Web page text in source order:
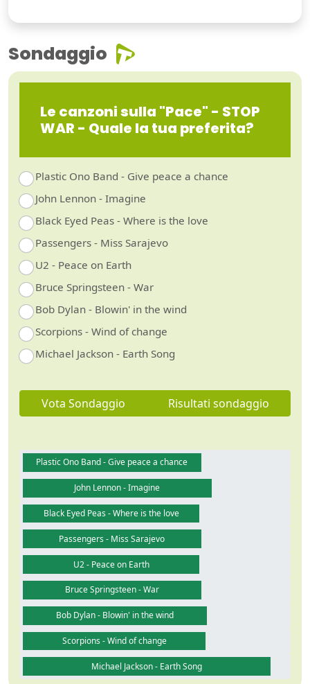
Sondaggio
Le canzoni sulla "Pace" - STOP
WAR - Quale la tua preferita?
Plastic Ono Band - Give peace a chance
John Lennon - Imagine
Black Eyed Peas - Where is the love
Passengers - Miss Sarajevo
U2 - Peace on Earth
Bruce Springsteen - War
Bob Dylan - Blowin' in the wind
Scorpions - Wind of change
Michael Jackson - Earth Song
Vota Sondaggio Risultati sondaggio
Plastic Ono Band - Give peace a chance
John Lennon - Imagine
Black Eyed Peas - Where is the love
Passengers - Miss Sarajevo
U2 - Peace on Earth
Bruce Springsteen - War
Bob Dylan - Blowin' in the wind
Scorpions - Wind of change
Michael Jackson - Earth Song